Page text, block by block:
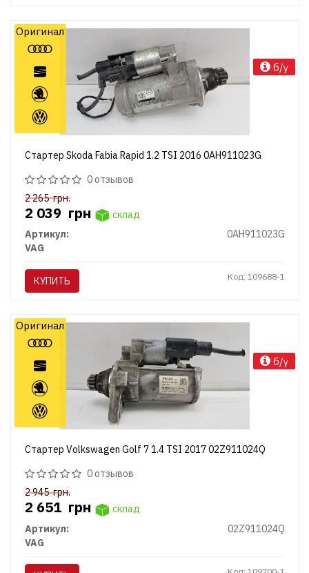
Стартер Skoda Fabia Rapid 1.2 TSI 2016 0AH911023G
0 отзывов
2 265грн.
2 039 грн
склад
Артикул:
0AH911023G
VAG
КУПИТЬ Код: 109688-1
Оригинал
б/у
Стартер Volkswagen Golf 7 1.4 TSI 2017 02Z911024Q
0 отзывов
2 945грн.
2 651 грн
склад
Артикул:
02Z911024Q
VAG
Оригинал
б/у